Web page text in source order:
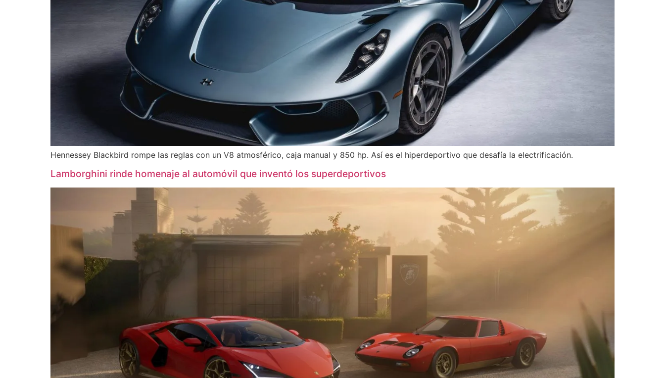
Hennessey Blackbird rompe las reglas con un V8 atmosférico, caja manual y 850 hp. Así es el hiperdeportivo que desafía la electrificación.
Lamborghini rinde homenaje al automóvil que inventó los superdeportivos